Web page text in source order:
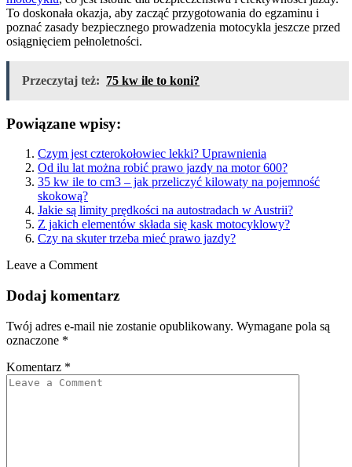
To doskonała okazja, aby zacząć przygotowania do egzaminu i
poznać zasady bezpiecznego prowadzenia motocykla jeszcze przed
osiągnięciem pełnoletności.
Przeczytaj też: 75 kw ile to koni?
Powiązane wpisy:
Czym jest czterokołowiec lekki? Uprawnienia
Od ilu lat można robić prawo jazdy na motor 600?
35 kw ile to cm3 – jak przeliczyć kilowaty na pojemność
skokową?
Jakie są limity prędkości na autostradach w Austrii?
Z jakich elementów składa się kask motocyklowy?
Czy na skuter trzeba mieć prawo jazdy?
Leave a Comment
Dodaj komentarz
Twój adres e-mail nie zostanie opublikowany. Wymagane pola są
oznaczone *
Komentarz *